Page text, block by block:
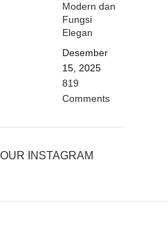
Modern dan
Fungsi
Elegan
Desember
15, 2025
819
Comments
OUR INSTAGRAM